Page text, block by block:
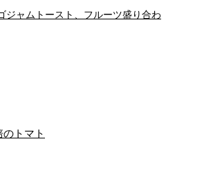
ジャムトースト、フルーツ盛り合わ
トマト